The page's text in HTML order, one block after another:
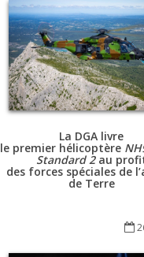
La DGA livre
le premier hélicoptère
Standard 2au
des forces spéciales de
de Terre